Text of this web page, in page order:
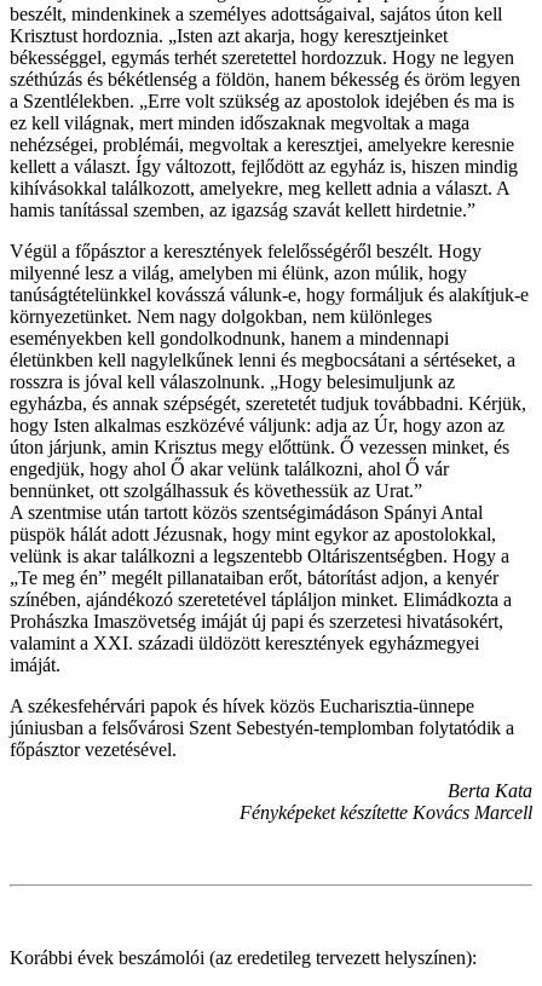
beszélt, mindenkinek a személyes adottságaival, sajátos úton kell
Krisztust hordoznia. „Isten azt akarja, hogy keresztjeinket
békességgel, egymás terhét szeretettel hordozzuk. Hogy ne legyen
széthúzás és békétlenség a földön, hanem békesség és öröm legyen
a Szentlélekben. „Erre volt szükség az apostolok idejében és ma is
ez kell világnak, mert minden időszaknak megvoltak a maga
nehézségei, problémái, megvoltak a keresztjei, amelyekre keresnie
kellett a választ. Így változott, fejlődött az egyház is, hiszen mindig
kihívásokkal találkozott, amelyekre, meg kellett adnia a választ. A
hamis tanítással szemben, az igazság szavát kellett hirdetnie.”
Végül a főpásztor a keresztények felelősségéről beszélt. Hogy
milyenné lesz a világ, amelyben mi élünk, azon múlik, hogy
tanúságtételünkkel kovásszá válunk-e, hogy formáljuk és alakítjuk-e
környezetünket. Nem nagy dolgokban, nem különleges
eseményekben kell gondolkodnunk, hanem a mindennapi
életünkben kell nagylelkűnek lenni és megbocsátani a sértéseket, a
rosszra is jóval kell válaszolnunk. „Hogy belesimuljunk az
egyházba, és annak szépségét, szeretetét tudjuk továbbadni. Kérjük,
hogy Isten alkalmas eszközévé váljunk: adja az Úr, hogy azon az
úton járjunk, amin Krisztus megy előttünk. Ő vezessen minket, és
engedjük, hogy ahol Ő akar velünk találkozni, ahol Ő vár
bennünket, ott szolgálhassuk és követhessük az Urat.”
A szentmise után tartott közös szentségimádáson Spányi Antal
püspök hálát adott Jézusnak, hogy mint egykor az apostolokkal,
velünk is akar találkozni a legszentebb Oltáriszentségben. Hogy a
„Te meg én” megélt pillanataiban erőt, bátorítást adjon, a kenyér
színében, ajándékozó szeretetével tápláljon minket. Elimádkozta a
Prohászka Imaszövetség imáját új papi és szerzetesi hivatásokért,
valamint a XXI. századi üldözött keresztények egyházmegyei
imáját.
A székesfehérvári papok és hívek közös Eucharisztia-ünnepe
júniusban a felsővárosi Szent Sebestyén-templomban folytatódik a
főpásztor vezetésével.
Berta Kata
Fényképeket készítette Kovács Marcell
Korábbi évek beszámolói (az eredetileg tervezett helyszínen):